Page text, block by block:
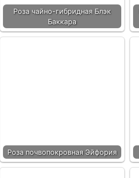
Роза чайно-гибридная Блэк
Баккара
Роза почвопокровная Эйфория